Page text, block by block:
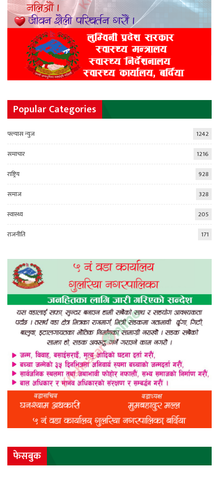
Popular Categories
फ्ल्यास न्युज
1242
समाचार
1216
राष्ट्रिय
928
समाज
328
स्वास्थ्य
205
राजनीति
171
फेसबुक